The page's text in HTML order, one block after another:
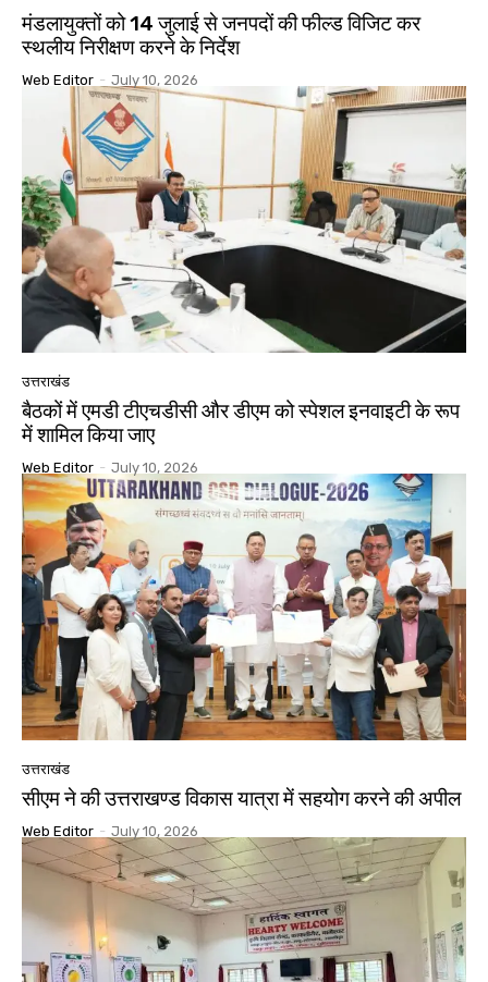
मंडलायुक्तों को 14 जुलाई से जनपदों की फील्ड विजिट कर
स्थलीय निरीक्षण करने के निर्देश
Web Editor - July 10, 2026
उत्तराखंड
बैठकों में एमडी टीएचडीसी और डीएम को स्पेशल इनवाइटी के रूप
में शामिल किया जाए
Web Editor - July 10, 2026
उत्तराखंड
सीएम ने की उत्तराखण्ड विकास यात्रा में सहयोग करने की अपील
Web Editor - July 10, 2026